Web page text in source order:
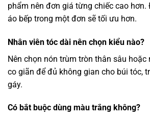
phẩm nên đơn giá từng chiếc cao hơn.
áo bếp trong một đơn sẽ tối ưu hơn.
Nhân viên tóc dài nên chọn kiểu nào?
Nên chọn nón trùm tròn thân sâu hoặc
co giãn để đủ không gian cho búi tóc,
gáy.
Có bắt buộc dùng màu trắng không?